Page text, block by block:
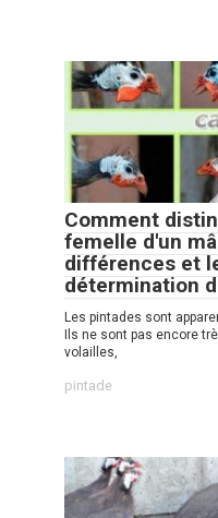
Comment
femelle d'un
différences et
détermination
Les pintades sont
Ils ne sont pas encore
volailles,
pintade